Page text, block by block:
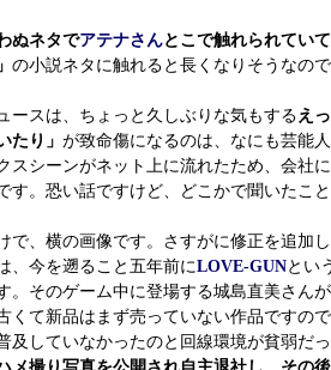
ぬネタでアテナさんとこで触れられてい
の小説ネタに触れると長くなりそうなの
ースは、ちょっと久しぶりな気もする え
たり」 が致命傷になるのは、なにも芸能
スシーンがネット上に流れたため、会社
す。恐い話ですけど、どこかで聞いたこと
、横の画像です。さすがに修正を追加し
、今を遡ること五年前にLOVE-GUNとい
。そのゲーム中に登場する城島直美さん
くて新品はまず売っていない作品ですの
及していなかったのと回線環境が貧弱だ